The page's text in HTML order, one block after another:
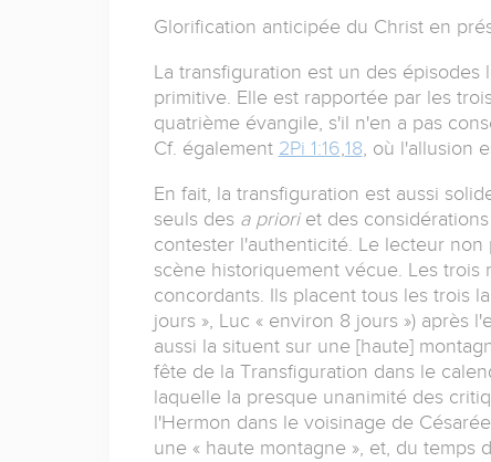
Glorification anticipée du Christ en
La transfiguration est un des
primitive. Elle est rapportée par les
quatrième évangile, s'il n'en a pas
Cf. également 2Pi 1:16 18 , où l'allusion
En fait, la transfiguration est aussi
seuls des a priori et des
contester l'authenticité. Le lecteur
scène historiquement vécue. Les
concordants. Ils placent tous les trois
jours », Luc « environ 8 jours ») après
aussi la situent sur une [haute]
fête de la Transfiguration dans le
laquelle la presque unanimité des
l'Hermon dans le voisinage de
une « haute montagne », et, du